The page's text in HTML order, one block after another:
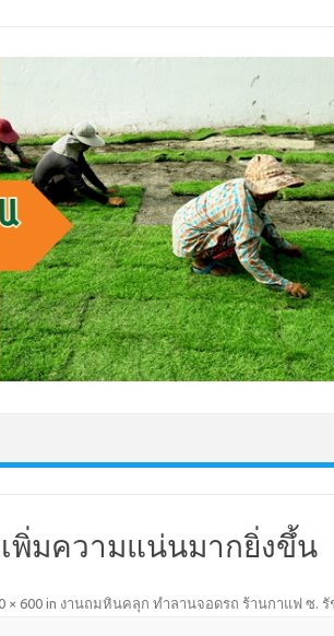
เพิ่มความแน่นมากยิ่งขึ้น
× 600in งานถมหินคลุก ทำลานจอดรถ ร้านกาแฟ ซ. รั